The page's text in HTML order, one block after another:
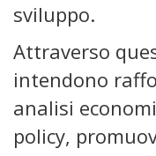
sviluppo.
Attraverso
intendono
analisi
policy,